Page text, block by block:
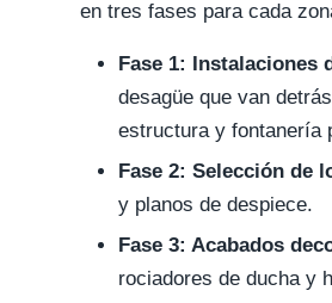
en tres fases para cada
Fase 1: Instalaciones
desagüe que van
estructura y fontanería
Fase 2: Selección de
y planos de despiece.
Fase 3: Acabados
rociadores de ducha y